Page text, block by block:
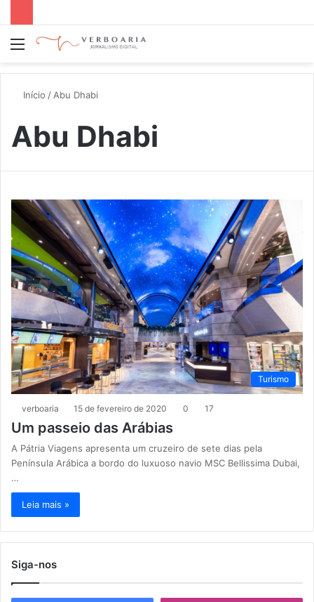
Menu
Início / Abu Dhabi
Abu Dhabi
Turismo
verboaria 15 de fevereiro de 2020 0 17
Um passeio das Arábias
A Pátria Viagens apresenta um cruzeiro de sete dias pela
Península Arábica a bordo do luxuoso navio MSC Bellissima Dubai,
…
Leia mais »
Siga-nos